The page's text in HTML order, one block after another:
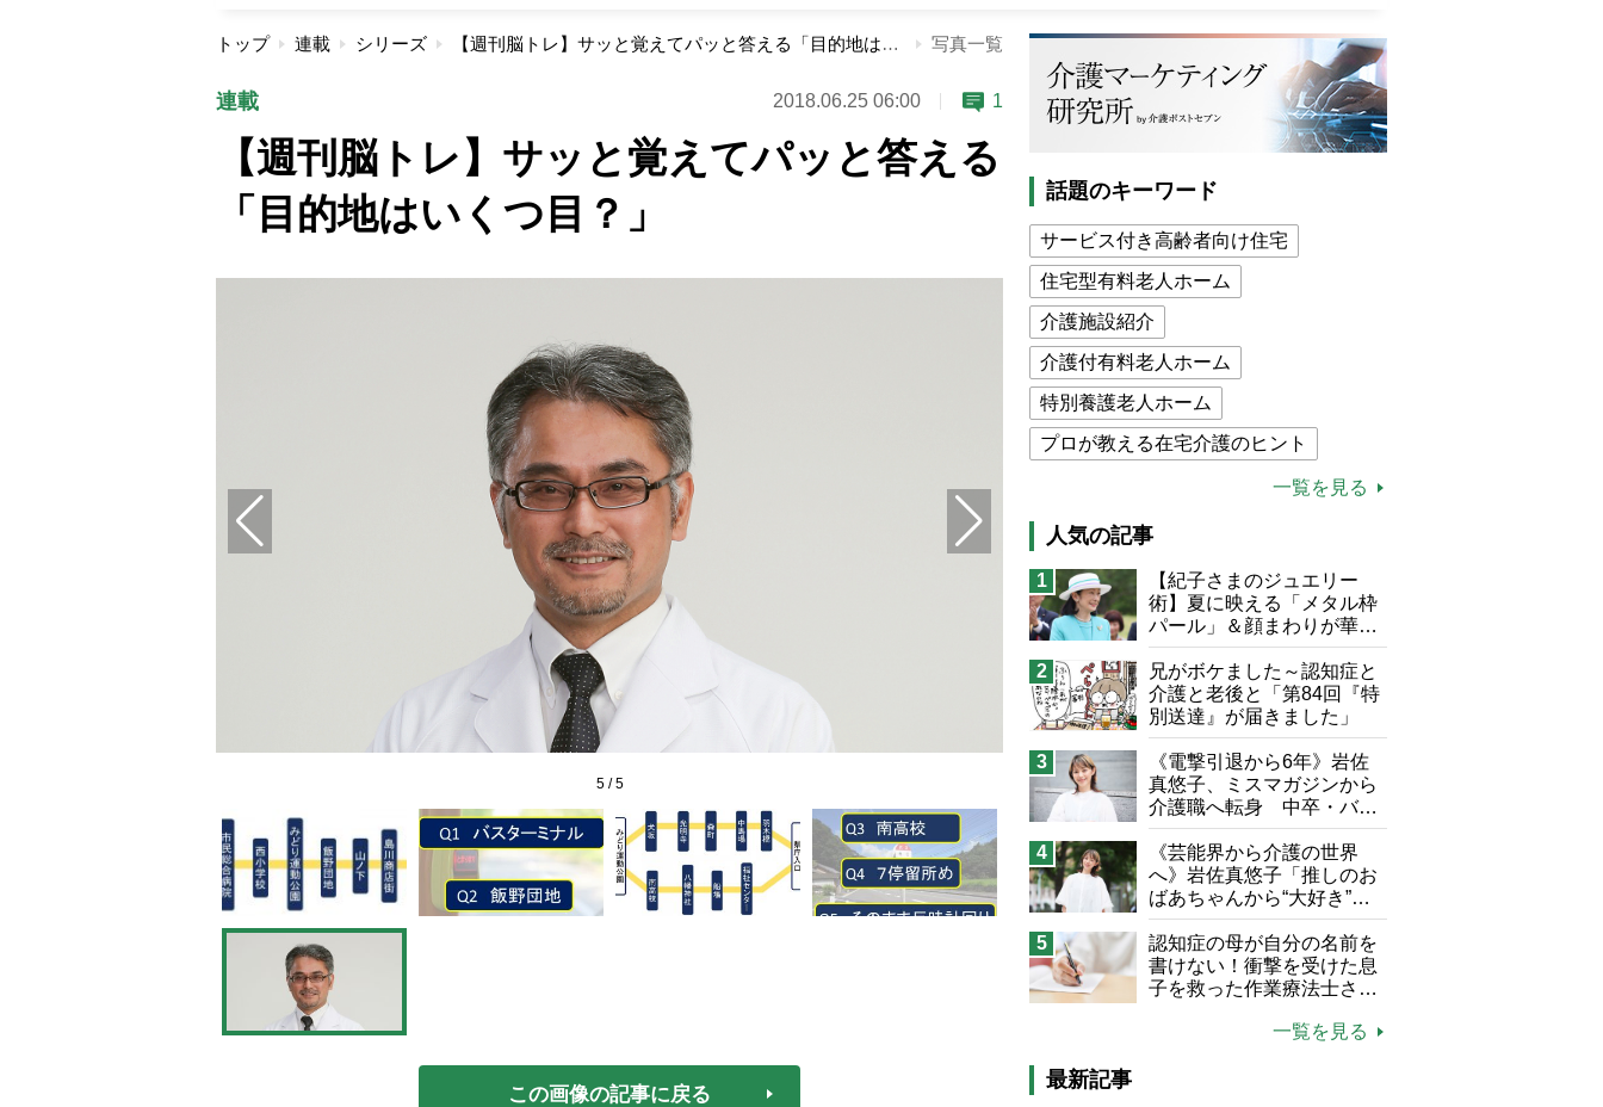
トップ 連載 シリーズ 【週刊脳トレ】サッと覚えてパッと答える「目的地はいくつ目？」 写真一覧
連載 2018.06.25 06:00 1
【週刊脳トレ】サッと覚えてパッと答える
「目的地はいくつ目？」
5/5
この画像の記事に戻る
話題のキーワード
サービス付き高齢者向け住宅
住宅型有料老人ホーム
介護施設紹介
介護付有料老人ホーム
特別養護老人ホーム
プロが教える在宅介護のヒント
介護食
高木ブー
ケアマネジャー
猫が母になつきません
息子の遠距離介護サバイバル術
兄がボケました
便利なサービス
予防法
一覧を見る
人気の記事
1
【紀子さまのジュエリー
術】夏に映える「メタル枠
パール」＆顔まわりが華や
ぐ「揺れる一粒」の使い分
け方
2
兄がボケました～認知症と
介護と老後と「第84回『特
別送達』が届きました」
3
《電撃引退から6年》岩佐
真悠子、ミスマガジンから
介護職へ転身 中卒・バイ
ト経験ゼロの彼女が見つけ
た“居場所”「社会の役に立
ちながら自分らしくいられ
る」
4
《芸能界から介護の世界
へ》岩佐真悠子「推しのお
ばあちゃんから“大好き”を
もらえる」理不尽さも吹き
飛ぶ“やりがい”、介護の現
場は「愛おしい」
5
認知症の母が自分の名前を
書けない！衝撃を受けた息
子を救った作業療法士さん
一覧を見る
最新記事